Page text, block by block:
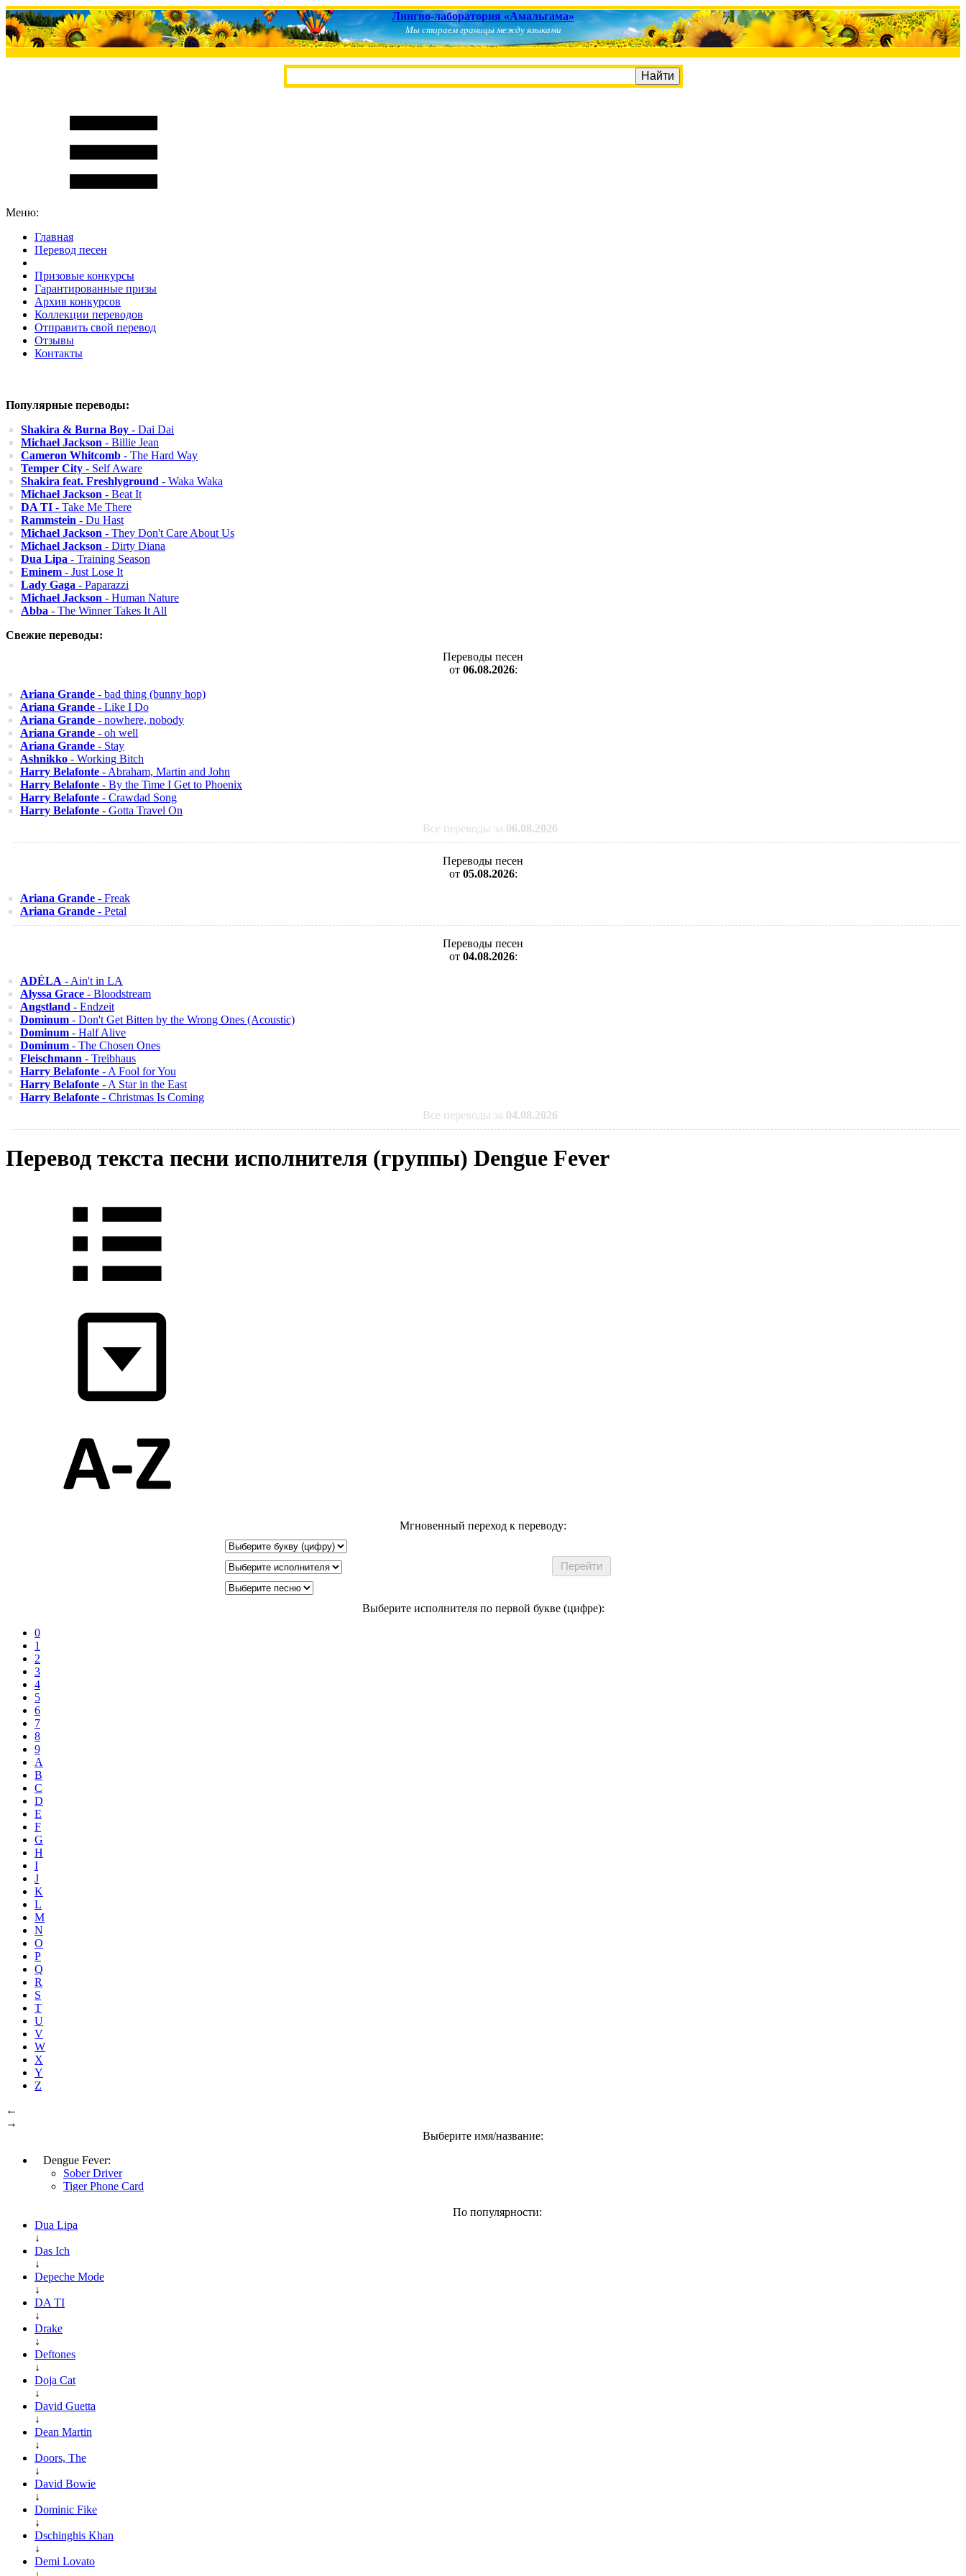
Лингво-лаборатория «Амальгама»
Мы стираем границы между языками
Меню:
Главная
Перевод песен
Призовые конкурсы
Гарантированные призы
Архив конкурсов
Коллекции переводов
Отправить свой перевод
Отзывы
Контакты
Популярные переводы:
Shakira & Burna Boy - Dai Dai
Michael Jackson - Billie Jean
Cameron Whitcomb - The Hard Way
Temper City - Self Aware
Shakira feat. Freshlyground - Waka Waka
Michael Jackson - Beat It
DA TI - Take Me There
Rammstein - Du Hast
Michael Jackson - They Don't Care About Us
Michael Jackson - Dirty Diana
Dua Lipa - Training Season
Eminem - Just Lose It
Lady Gaga - Paparazzi
Michael Jackson - Human Nature
Abba - The Winner Takes It All
Свежие переводы:
Переводы песен
от 06.08.2026:
Ariana Grande - bad thing (bunny hop)
Ariana Grande - Like I Do
Ariana Grande - nowhere, nobody
Ariana Grande - oh well
Ariana Grande - Stay
Ashnikko - Working Bitch
Harry Belafonte - Abraham, Martin and John
Harry Belafonte - By the Time I Get to Phoenix
Harry Belafonte - Crawdad Song
Harry Belafonte - Gotta Travel On
Все переводы за 06.08.2026
Переводы песен
от 05.08.2026:
Ariana Grande - Freak
Ariana Grande - Petal
Переводы песен
от 04.08.2026:
ADÉLA - Ain't in LA
Alyssa Grace - Bloodstream
Angstland - Endzeit
Dominum - Don't Get Bitten by the Wrong Ones (Acoustic)
Dominum - Half Alive
Dominum - The Chosen Ones
Fleischmann - Treibhaus
Harry Belafonte - A Fool for You
Harry Belafonte - A Star in the East
Harry Belafonte - Christmas Is Coming
Все переводы за 04.08.2026
Перевод текста песни исполнителя (группы) Dengue Fever
Мгновенный переход к переводу:
Выберите исполнителя по первой букве (цифре):
0
1
2
3
4
5
6
7
8
9
A
B
C
D
E
F
G
H
I
J
K
L
M
N
O
P
Q
R
S
T
U
V
W
X
Y
Z
←
→
Выберите имя/название:
Dengue Fever:
Sober Driver
Tiger Phone Card
По популярности:
Dua Lipa
↓
Das Ich
↓
Depeche Mode
↓
DA TI
↓
Drake
↓
Deftones
↓
Doja Cat
↓
David Guetta
↓
Dean Martin
↓
Doors, The
↓
David Bowie
↓
Dominic Fike
↓
Dschinghis Khan
↓
Demi Lovato